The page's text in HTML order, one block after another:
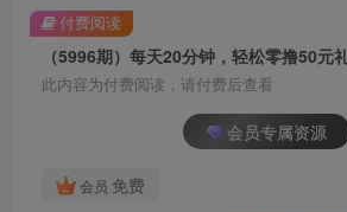
（5996期）每天20分钟，轻松零撸50元
此内容为付费阅读，请付费后查看
会员专属资源
会员 免费
付费阅读